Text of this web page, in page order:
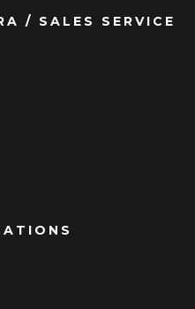
/ SALES SERVICE